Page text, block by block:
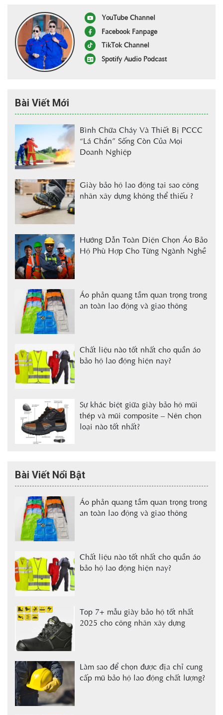
YouTube Channel
Facebook Fanpage
TikTok Channel
Spotify Audio Podcast
Bài Viết Mới
Bình Chữa Cháy Và Thiết Bị PCCC
“Lá Chắn” Sống Còn Của Mọi
Doanh Nghiệp
Giày bảo hộ lao động tại sao công
nhân xây dựng không thể thiếu ?
Hướng Dẫn Toàn Diện Chọn Áo Bảo
Hộ Phù Hợp Cho Từng Ngành Nghề
Áo phản quang tầm quan trọng trong
an toàn lao động và giao thông
Chất liệu nào tốt nhất cho quần áo
bảo hộ lao động hiện nay?
Sự khác biệt giữa giày bảo hộ mũi
thép và mũi composite – Nên chọn
loại nào tốt nhất?
Bài Viết Nổi Bật
Áo phản quang tầm quan trọng trong
an toàn lao động và giao thông
Chất liệu nào tốt nhất cho quần áo
bảo hộ lao động hiện nay?
Top 7+ mẫu giày bảo hộ tốt nhất
2025 cho công nhân xây dựng
Làm sao để chọn được địa chỉ cung
cấp mũ bảo hộ lao động chất lượng?